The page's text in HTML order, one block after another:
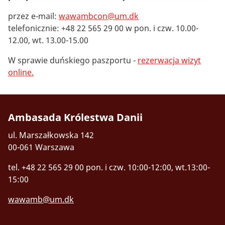
przez e-mail: wawambcon@um.dk
telefonicznie: +48 22 565 29 00 w pon. i czw. 10.00-
12.00, wt. 13.00-15.00
W sprawie duńskiego paszportu - rezerwacja wizyt
online.
Ambasada Królestwa Danii
ul. Marszałkowska 142
00-061 Warszawa
tel. +48 22 565 29 00 pon. i czw. 10:00-12:00, wt.13:00-
15:00
wawamb@um.dk